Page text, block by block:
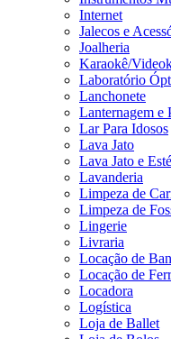
Internet
Jalecos e
Joalheria
Karaokê/
Laboratório
Lanchonete
Lanternagem e
Lar Para Idosos
Lava Jato
Lava Jato e
Lavanderia
Limpeza de
Limpeza de
Lingerie
Livraria
Locação de
Locação de
Locadora
Logística
Loja de Ballet